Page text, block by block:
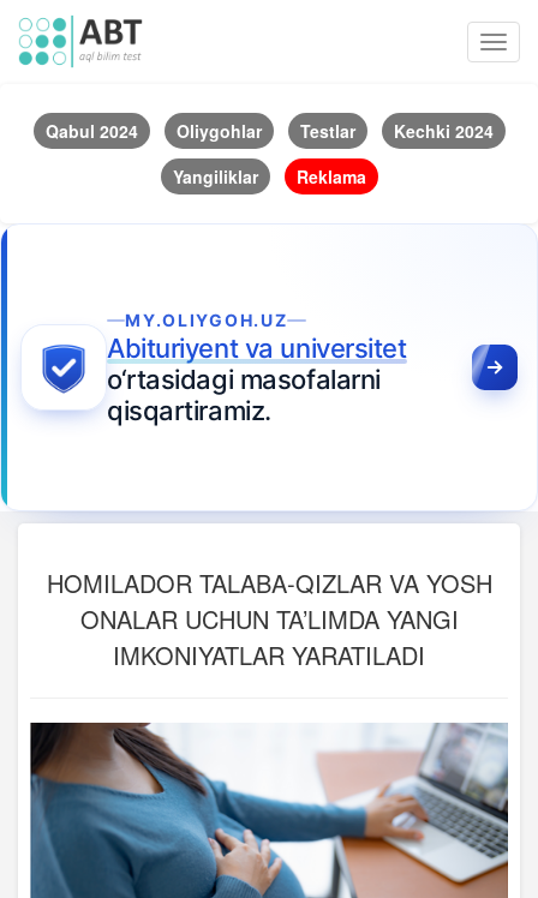
Qabul 2024 Oliygohlar Testlar
Kechki 2024
Yangiliklar
Reklama
MY.OLIYGOH.UZ
Abituriyent va universitet
o‘rtasidagi masofalarni
qisqartiramiz.
HOMILADOR TALABA-QIZLAR VA YOSH
ONALAR UCHUN TA’LIMDA YANGI
IMKONIYATLAR YARATILADI